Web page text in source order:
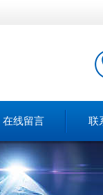
在线留言 联